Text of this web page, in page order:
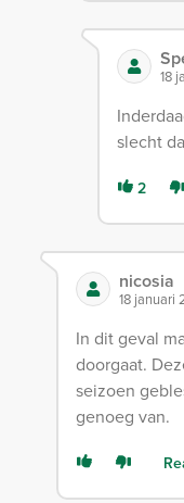
18
slecht
2
nicosia
18 januari
In dit geval
doorgaat.
seizoen
genoeg van.